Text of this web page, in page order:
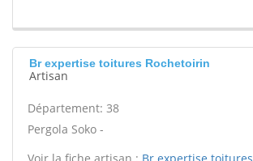
Br expertise toitures Rochetoirin
Artisan
Département: 38
Pergola Soko -